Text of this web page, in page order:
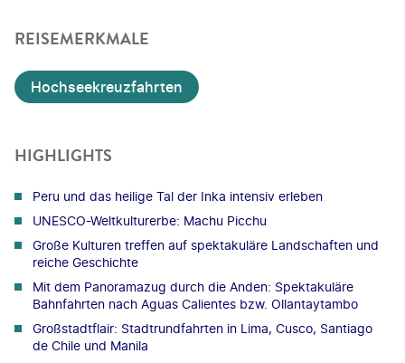
REISEMERKMALE
Hochseekreuzfahrten
HIGHLIGHTS
Peru und das heilige Tal der Inka intensiv erleben
UNESCO-Weltkulturerbe: Machu Picchu
Große Kulturen treffen auf spektakuläre Landschaften und
reiche Geschichte
Mit dem Panoramazug durch die Anden: Spektakuläre
Bahnfahrten nach Aguas Calientes bzw. Ollantaytambo
Großstadtflair: Stadtrundfahrten in Lima, Cusco, Santiago
de Chile und Manila